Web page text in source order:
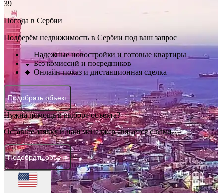
39
Погода в Сербии
Подберём недвижимость в Сербии под ваш запрос
🔸 Надежные новостройки и готовые квартиры
🔸 Без комиссий и посредников
🔸 Онлайн-показ и дистанционная сделка
Подобрать объект
Нужна помощь в выборе объекта?
Оставьте заявку и наш менеджер свяжется с вами.
Подобрать объект